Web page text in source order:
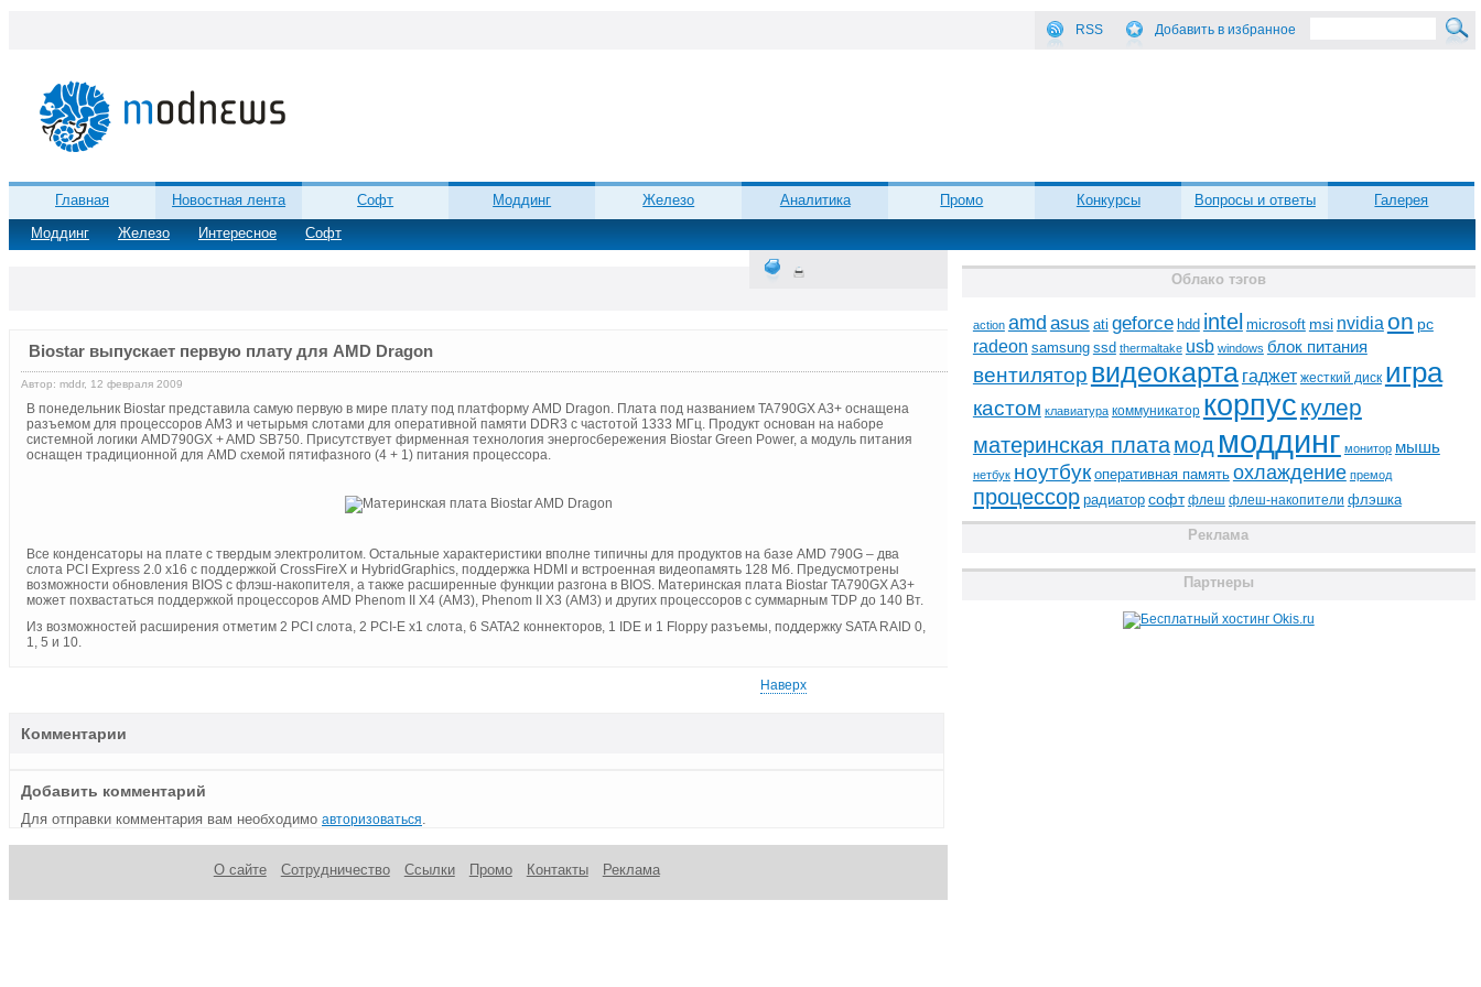
RSS Добавить в избранное
Главная
Новостная лента
Моддинг
Железо Интересное Софт
Софт Моддинг Железо Аналитика Промо Конкурсы Вопросы и ответы Галерея
Biostar выпускает первую плату для AMD Dragon
Автор: mddr, 12 февраля 2009
В понедельник Biostar представила самую первую в мире плату под платформу AMD Dragon. Плата под названием TA790GX A3+ оснащена
разъемом для процессоров AM3 и четырьмя слотами для оперативной памяти DDR3 с частотой 1333 МГц. Продукт основан на наборе
системной логики AMD790GX + AMD SB750. Присутствует фирменная технология энергосбережения Biostar Green Power, а модуль питания
оснащен традиционной для AMD схемой пятифазного (4 + 1) питания процессора.
Все конденсаторы на плате с твердым электролитом. Остальные характеристики вполне типичны для продуктов на базе AMD 790G – два
слота PCI Express 2.0 x16 с поддержкой CrossFireX и HybridGraphics, поддержка HDMI и встроенная видеопамять 128 Мб. Предусмотрены
возможности обновления BIOS с флэш-накопителя, а также расширенные функции разгона в BIOS. Материнская плата Biostar TA790GX A3+
может похвастаться поддержкой процессоров AMD Phenom II X4 (AM3), Phenom II X3 (AM3) и других процессоров с суммарным TDP до 140 Вт.
Из возможностей расширения отметим 2 PCI слота, 2 PCI-E x1 слота, 6 SATA2 коннекторов, 1 IDE и 1 Floppy разъемы, поддержку SATA RAID 0,
1, 5 и 10.
Наверх
Комментарии
Добавить комментарий
Для отправки комментария вам необходимо авторизоваться
О сайте Сотрудничество Ссылки Промо Контакты Реклама
Облако тэгов
action amd asus ati geforce hdd intel microsoft msi nvidia on pc
radeon samsung ssd thermaltake usb windows блок питания
вентилятор видеокарта гаджет жесткий диск игра
кастом клавиатура коммуникатор корпус кулер
материнская платамод моддинг монитор мышь
нетбук ноутбук оперативная память охлаждение премод
процессор радиатор софт флеш флеш-накопители флэшка
Реклама
Партнеры